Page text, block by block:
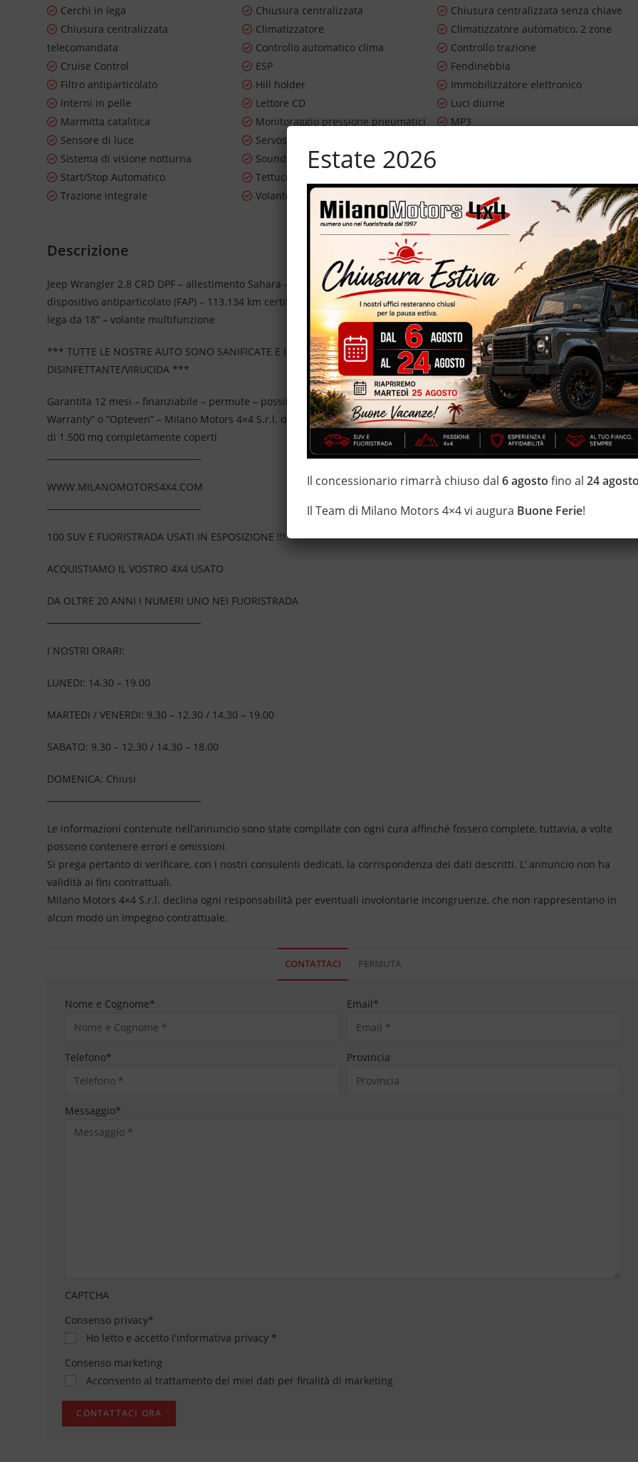
Cerchi in lega
Chiusura centralizzata
Chiusura centralizzata senza chiave
Chiusura centralizzata
telecomandata
Climatizzatore
Climatizzatore automatico, 2 zone
Controllo automatico clima
Controllo trazione
Cruise Control
ESP
Fendinebbia
Filtro antiparticolato
Hill holder
Immobilizzatore elettronico
Interni in pelle
Lettore CD
Luci diurne
Marmitta catalitica
Monitoraggio pressione pneumatici
MP3
Sensore di luce
Servosterzo
Sistema di visione notturna
Sound system
Start/Stop Automatico
Tettuccio apribile
Trazione integrale
Volante in pelle Volante multifunzione
Descrizione
Jeep Wrangler 2.8 CRD DPF – allestimento Sahara – 4 posti – cambio automatico – navigatore cartografico – euro 5B con
dispositivo antiparticolato (FAP) – 113.134 km certificati, tagliandati e garantiti – interni ”Sahara” in pelle totale – cerchi in
lega da 18” – volante multifunzione
*** TUTTE LE NOSTRE AUTO SONO SANIFICATE E IGIENIZZATE CON TRATTAMENTI DI VAPORE, OZONO E
DISINFETTANTE/VIRUCIDA ***
Garantita 12 mesi – finanziabile – permute – possibilità di estensione della garanzia con i leader del mercato ”Mapfre
Warranty” o ”Opteven” – Milano Motors 4×4 S.r.l. da più di 20 anni Numeri Uno Nei Fuoristrada con un’ esposizione da più
di 1.500 mq completamente coperti
WWW.MILANOMOTORS4X4.COM
100 SUV E FUORISTRADA USATI IN ESPOSIZIONE !!!
ACQUISTIAMO IL VOSTRO 4X4 USATO
DA OLTRE 20 ANNI I NUMERI UNO NEI FUORISTRADA
I NOSTRI ORARI:
LUNEDI: 14.30 – 19.00
MARTEDI / VENERDI: 9.30 – 12.30 / 14.30 – 19.00
SABATO: 9.30 – 12.30 / 14.30 – 18.00
DOMENICA: Chiusi
Le informazioni contenute nell’annuncio sono state compilate con ogni cura affinché fossero complete, tuttavia, a volte
possono contenere errori e omissioni.
Si prega pertanto di verificare, con i nostri consulenti dedicati, la corrispondenza dei dati descritti. L’ annuncio non ha
validità ai fini contrattuali.
Milano Motors 4×4 S.r.l. declina ogni responsabilità per eventuali involontarie incongruenze, che non rappresentano in
alcun modo un impegno contrattuale.
CONTATTACI PERMUTA
Nome e Cognome* Email*
Telefono* Provincia
Messaggio*
CAPTCHA
Consenso privacy*
Ho letto e accetto l'informativa privacy *
Consenso marketing
Acconsento al trattamento dei miei dati per finalità di marketing
Estate 2026
Il concessionario rimarrà chiuso dal6 agosto fino al24
Il Team di Milano Motors 4×4 vi augura Buone Ferie!